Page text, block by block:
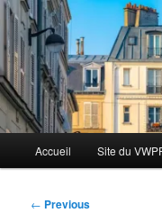
Skip
primary
contentBlog VWPP
Le blog des étudiants du
Accueil Site du
Post
← Previous